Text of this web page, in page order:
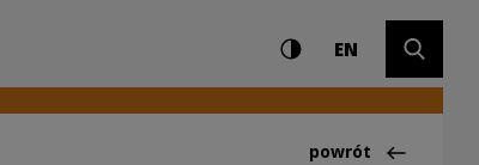
Ustawienia iWysoki kontrast
ENCHANGE
Powrót
powrót